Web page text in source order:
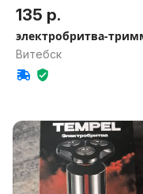
135 р.
электробритва-
Витебск